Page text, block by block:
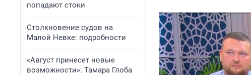
попадают стоки
Столкновение судов на
Малой Невке: подробности
«Август принесет новые
возможности»: Тамара Глоба